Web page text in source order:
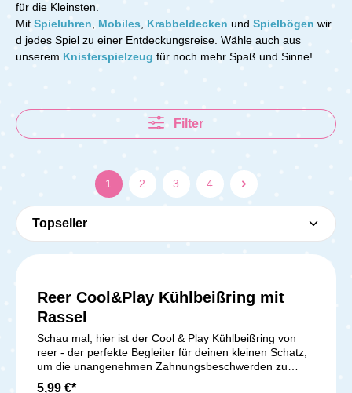
für die Kleinsten.
Mit Spieluhren Mobiles Krabbeldecken und Spielbögen wir
d jedes Spiel zu einer Entdeckungsreise. Wähle auch aus
unserem Knisterspielzeug für noch mehr Spaß und Sinne!
Filter
1 2 3 4
Reer Cool&Play Kühlbeißring mit
Rassel
Schau mal, hier ist der Cool & Play Kühlbeißring von
reer - der perfekte Begleiter für deinen kleinen Schatz,
um die unangenehmen Zahnungsbeschwerden zu
lindern und das Zahnfleisch sanft zu massieren. Dieser
5,99 €*